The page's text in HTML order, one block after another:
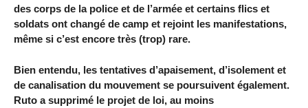
des corps de la police et de l’armée et certains flics et
soldats ont changé de camp et rejoint les manifestations,
même si c’est encore très (trop) rare.
Bien entendu, les tentatives d’apaisement, d’isolement et
de canalisation du mouvement se poursuivent également.
Ruto a supprimé le projet de loi, au moins